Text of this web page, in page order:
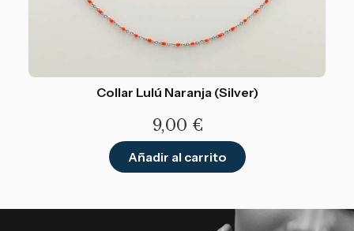
Collar Lulú Naranja (Silver)
9,00 €
Añadir al carrito